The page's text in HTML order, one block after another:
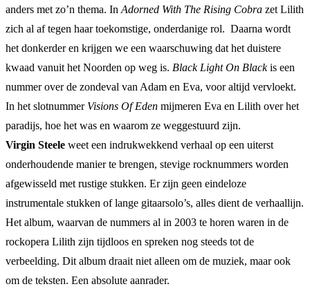
anders met zo’n thema. In Adorned With The Rising Cobra zet Lilith
zich al af tegen haar toekomstige, onderdanige rol. Daarna wordt
het donkerder en krijgen we een waarschuwing dat het duistere
kwaad vanuit het Noorden op weg is. Black Light On Blackis een
nummer over de zondeval van Adam en Eva, voor altijd vervloekt.
In het slotnummer Visions Of Eden mijmeren Eva en Lilith over het
paradijs, hoe het was en waarom ze weggestuurd zijn.
Virgin Steele weet een indrukwekkend verhaal op een uiterst
onderhoudende manier te brengen, stevige rocknummers worden
afgewisseld met rustige stukken. Er zijn geen eindeloze
instrumentale stukken of lange gitaarsolo’s, alles dient de verhaallijn.
Het album, waarvan de nummers al in 2003 te horen waren in de
rockopera Lilith zijn tijdloos en spreken nog steeds tot de
verbeelding. Dit album draait niet alleen om de muziek, maar ook
om de teksten. Een absolute aanrader.